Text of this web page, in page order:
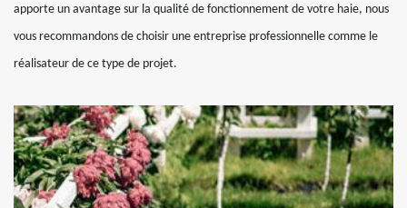
apporte un avantage sur la qualité de fonctionnement de votre haie, nous
vous recommandons de choisir une entreprise professionnelle comme le
réalisateur de ce type de projet.